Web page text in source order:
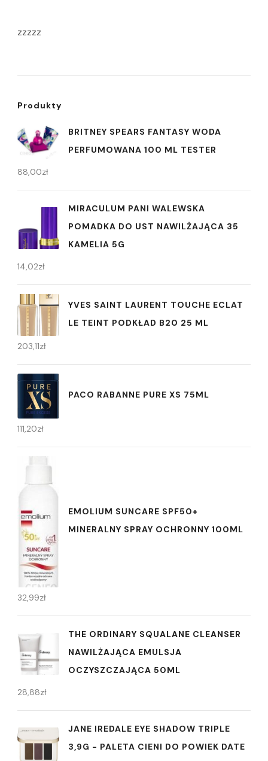
zzzzz
Produkty
BRITNEY SPEARS FANTASY WODA
PERFUMOWANA 100 ML TESTER
88,00zł
MIRACULUM PANI WALEWSKA
POMADKA DO UST NAWILŻAJĄCA 35
KAMELIA 5G
14,02zł
YVES SAINT LAURENT TOUCHE ECLAT
LE TEINT PODKŁAD B20 25 ML
203,11zł
PACO RABANNE PURE XS 75ML
111,20zł
EMOLIUM SUNCARE SPF50+
MINERALNY SPRAY OCHRONNY 100ML
32,99zł
THE ORDINARY SQUALANE CLEANSER
NAWILŻAJĄCA EMULSJA
OCZYSZCZAJĄCA 50ML
28,88zł
JANE IREDALE EYE SHADOW TRIPLE
3,9G - PALETA CIENI DO POWIEK DATE